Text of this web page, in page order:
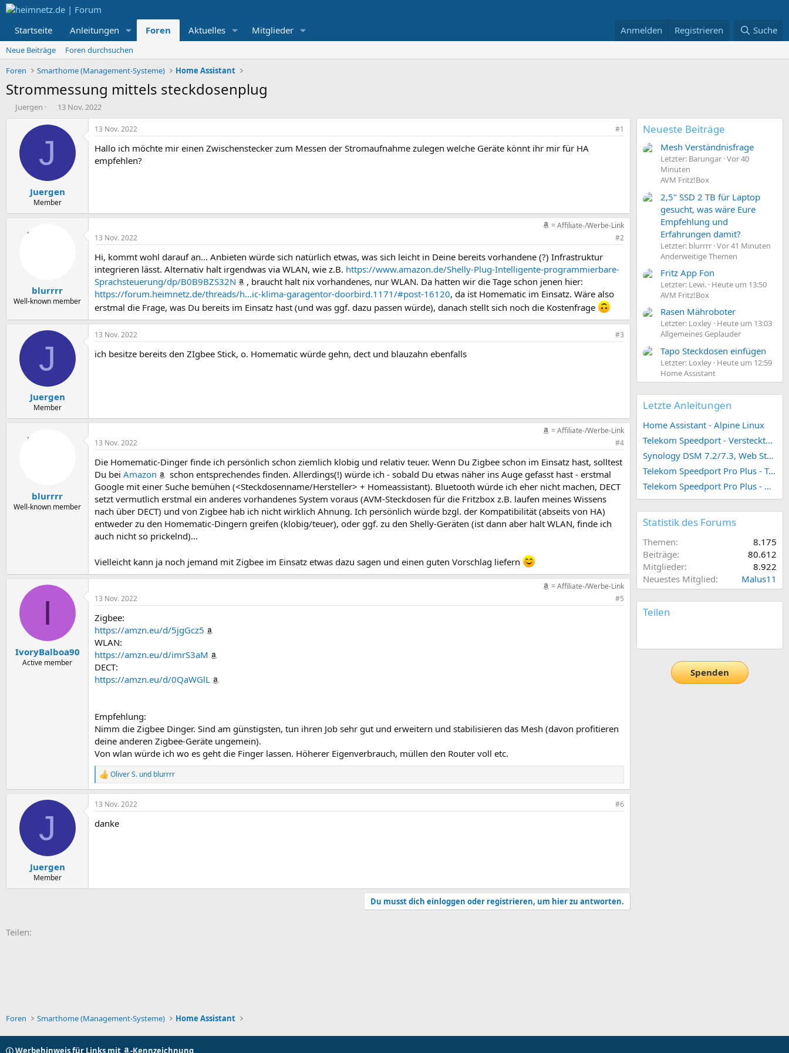
Startseite Anleitungen Foren Aktuelles Mitglieder Anmelden Registrieren Suche
Neue Beiträge
Foren durchsuchen
Foren
Smarthome (Management-Systeme) Home Assistant
Strommessung mittels steckdosenplug
E
Juergen
E
s
t
a
m
13 Nov. 2022
J
Juergen
Member
13 Nov. 2022 #1
Hallo ich möchte mir einen Zwischenstecker zum Messen der Stromaufnahme zulegen welche Geräte könnt ihr mir für HA
empfehlen?
blurrrr
Well-known member
= Affiliate-/Werbe-Link
13 Nov. 2022
#2
Hi, kommt wohl darauf an... Anbieten würde sich natürlich etwas, was sich leicht in Deine bereits vorhandene (?) Infrastruktur
integrieren lässt. Alternativ halt irgendwas via WLAN, wie z.B. https://www.amazon.de/Shelly-Plug-Intelligente-programmierbare-
Sprachsteuerung/dp/B0B9BZS32N
, braucht halt nix vorhandenes, nur WLAN. Da hatten wir die Tage schon jenen hier:
https://forum.heimnetz.de/threads/h...ic-klima-garagentor-doorbird.1171/#post-16120, da ist Homematic im Einsatz. Wäre also
erstmal die Frage, was Du bereits im Einsatz hast (und was ggf. dazu passen würde), danach stellt sich noch die Kostenfrage
J
Juergen
Member
13 Nov. 2022 #3
ich besitze bereits den ZIgbee Stick, o. Homematic würde gehn, dect und blauzahn ebenfalls
blurrrr
Well-known member
= Affiliate-/Werbe-Link
13 Nov. 2022
#4
Die Homematic-Dinger finde ich persönlich schon ziemlich klobig und relativ teuer. Wenn Du Zigbee schon im Einsatz hast, solltest
Du bei Amazon
schon entsprechendes finden. Allerdings(!) würde ich - sobald Du etwas näher ins Auge gefasst hast - erstmal
Google mit einer Suche bemühen (<Steckdosenname/Hersteller> + Homeassistant). Bluetooth würde ich eher nicht machen, DECT
setzt vermutlich erstmal ein anderes vorhandenes System voraus (AVM-Steckdosen für die Fritzbox z.B. laufen meines Wissens
nach über DECT) und von Zigbee hab ich nicht wirklich Ahnung. Ich persönlich würde bzgl. der Kompatibilität (abseits von HA)
entweder zu den Homematic-Dingern greifen (klobig/teuer), oder ggf. zu den Shelly-Geräten (ist dann aber halt WLAN, finde ich
auch nicht so prickelnd)...
Vielleicht kann ja noch jemand mit Zigbee im Einsatz etwas dazu sagen und einen guten Vorschlag liefern
I
IvoryBalboa90
Active member
= Affiliate-/Werbe-Link
13 Nov. 2022
#5
Zigbee:
https://amzn.eu/d/5jgGcz5
WLAN:
https://amzn.eu/d/imrS3aM
DECT:
https://amzn.eu/d/0QaWGlL
Empfehlung:
Nimm die Zigbee Dinger. Sind am günstigsten, tun ihren Job sehr gut und erweitern und stabilisieren das Mesh (davon profitieren
deine anderen Zigbee-Geräte ungemein).
Von wlan würde ich wo es geht die Finger lassen. Höherer Eigenverbrauch, müllen den Router voll etc.
R
e
a
k
i
Oliver S. und blurrrr
J
Juergen
Member
13 Nov. 2022 #6
danke
Du musst dich einloggen oder registrieren, um hier zu antworten.
Teilen:
Neueste Beiträge
Mesh Verständnisfrage
Letzter: Barungar Vor 40
Minuten
AVM Fritz!Box
2,5" SSD 2 TB für Laptop
gesucht, was wäre Eure
Empfehlung und
Erfahrungen damit?
Letzter: blurrrr Vor 41 Minuten
Anderweitige Themen
Fritz App Fon
Letzter: Lewi. Heute um 13:50
AVM Fritz!Box
Rasen Mähroboter
Letzter: Loxley Heute um 13:03
Allgemeines Geplauder
Tapo Steckdosen einfügen
Letzter: Loxley Heute um 12:59
Home Assistant
Letzte Anleitungen
Home Assistant - Alpine Linux
Telekom Speedport - Versteckte Konfigurationen
Synology DSM 7.2/7.3, Web Station 4, Webdienst und Webportal erstellen (ehemals vHost)
Telekom Speedport Pro Plus - Telefonie einrichten
Telekom Speedport Pro Plus - Netzwerk einrichten
Statistik des Forums
Themen
8.175
Beiträge
80.612
Mitglieder
8.922
Neuestes Mitglied
Malus11
Teilen
Spenden
Foren Smarthome (Management-Systeme) Home Assistant
Werbehinweis für Links mit -Kennzeichnung